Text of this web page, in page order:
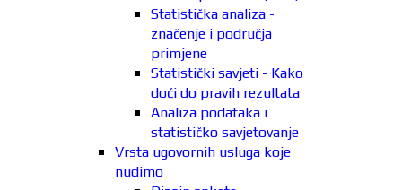
Statistička analiza -
značenje i područja
primjene
Statistički savjeti - Kako
doći do pravih rezultata
Analiza podataka i
statističko savjetovanje
Vrsta ugovornih usluga koje
nudimo